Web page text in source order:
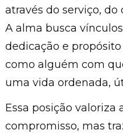
através do serviço, do
A alma busca
dedicação e
como alguém com
uma vida ordenada,
Essa posição valoriza
compromisso, mas